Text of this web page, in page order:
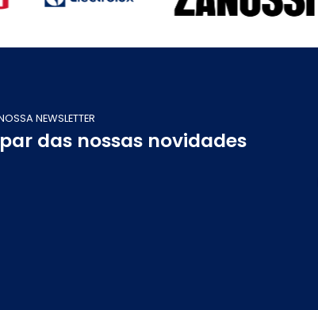
NEWSLETTER
das nossas novidades